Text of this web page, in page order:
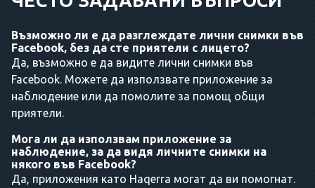
Възможно ли е да разглеждате лични снимки във
Facebook, без да сте приятели с лицето?
Да, възможно е да видите лични снимки във
Facebook. Можете да използвате приложение за
наблюдение или да помолите за помощ общи
приятели.
Мога ли да използвам приложение за
наблюдение, за да видя личните снимки на
някого във Facebook?
Да, приложения като Haqerra могат да ви помогнат.